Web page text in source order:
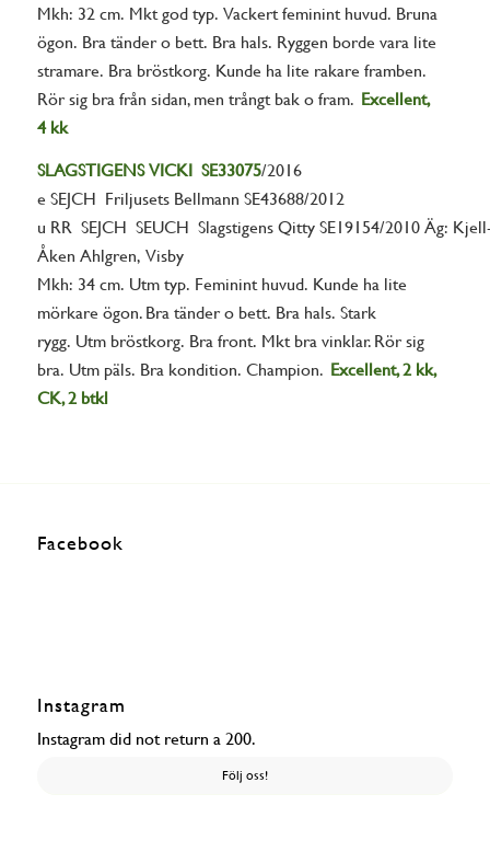
Mkh: 32 cm. Mkt god typ. Vackert feminint huvud. Bruna
ögon. Bra tänder o bett. Bra hals. Ryggen borde vara lite
stramare. Bra bröstkorg. Kunde ha lite rakare framben.
Rör sig bra från sidan, men trångt bak o fram. Excellent,
4 kk
SLAGSTIGENS VICKI SE33075/2016
e SEJCH Friljusets Bellmann SE43688/2012
u RR SEJCH SEUCH Slagstigens Qitty SE19154/2010 Äg:
Åken Ahlgren, Visby
Mkh: 34 cm. Utm typ. Feminint huvud. Kunde ha lite
mörkare ögon. Bra tänder o bett. Bra hals. Stark
rygg. Utm bröstkorg. Bra front. Mkt bra vinklar. Rör sig
bra. Utm päls. Bra kondition. Champion. Excellent, 2 kk,
CK, 2 btkl
Facebook
Instagram
Instagram did not return a 200.
Följ oss!